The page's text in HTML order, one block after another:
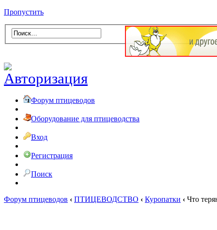
Пропустить
Форум птицеводов
Оборудование для птицеводства
Вход
Регистрация
Поиск
Форум птицеводов ‹ ПТИЦЕВОДСТВО ‹ Куропатки ‹ Что